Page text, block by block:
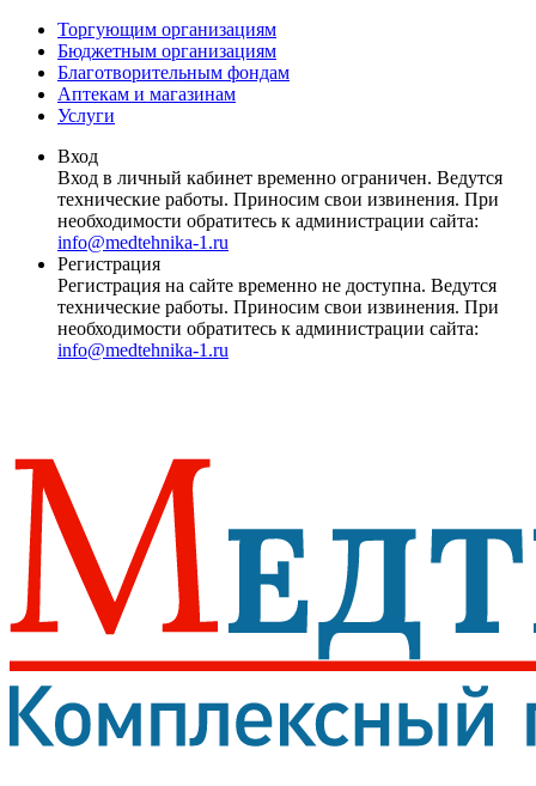
Торгующим организациям
Бюджетным организациям
Благотворительным фондам
Аптекам и магазинам
Услуги
Вход
Вход в личный кабинет временно ограничен. Ведутся
технические работы. Приносим свои извинения. При
необходимости обратитесь к администрации сайта:
info@medtehnika-1.ru
Регистрация
Регистрация на сайте временно не доступна. Ведутся
технические работы. Приносим свои извинения. При
необходимости обратитесь к администрации сайта:
info@medtehnika-1.ru